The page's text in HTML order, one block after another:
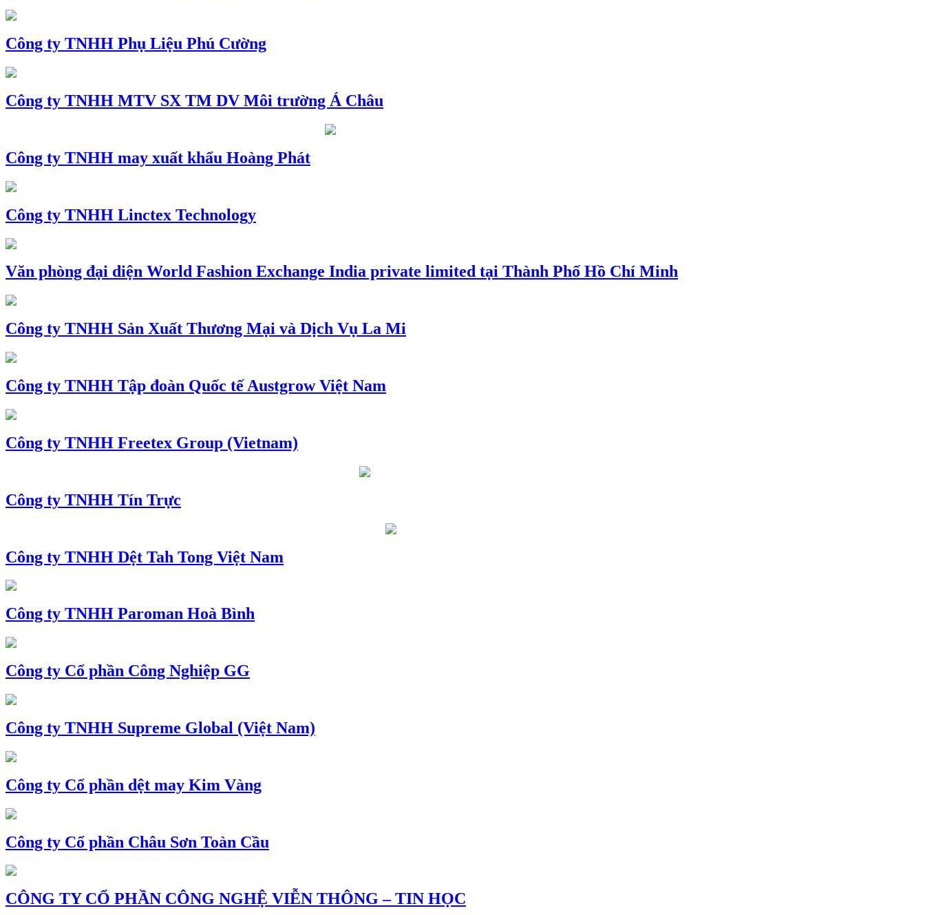
Công ty TNHH Phụ Liệu Phú Cường
Công ty TNHH MTV SX TM DV Môi trường Á Châu
Công ty TNHH may xuất khẩu Hoàng Phát
Công ty TNHH Linctex Technology
Văn phòng đại diện World Fashion Exchange India private limited tại Thành Phố Hồ Chí Minh
Công ty TNHH Sản Xuất Thương Mại và Dịch Vụ La Mi
Công ty TNHH Tập đoàn Quốc tế Austgrow Việt Nam
Công ty TNHH Freetex Group (Vietnam)
Công ty TNHH Tín Trực
Công ty TNHH Dệt Tah Tong Việt Nam
Công ty TNHH Paroman Hoà Bình
Công ty Cổ phần Công Nghiệp GG
Công ty TNHH Supreme Global (Việt Nam)
Công ty Cổ phần dệt may Kim Vàng
Công ty Cổ phần Châu Sơn Toàn Cầu
CÔNG TY CỔ PHẦN CÔNG NGHỆ VIỄN THÔNG – TIN HỌC